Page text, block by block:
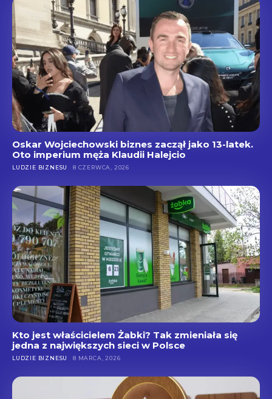
Oskar Wojciechowski biznes zaczął jako 13-latek.
Oto imperium męża Klaudii Halejcio
LUDZIE BIZNESU 8 CZERWCA, 2026
Kto jest właścicielem Żabki? Tak zmieniała się
jedna z największych sieci w Polsce
LUDZIE BIZNESU 8 MARCA, 2026